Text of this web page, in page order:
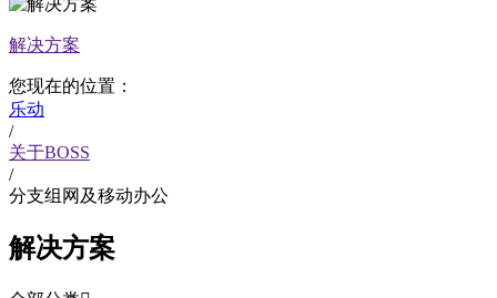
解决方案
您现在的位置：
乐动
/
关于BOSS
/
分支组网及移动办公
解决方案